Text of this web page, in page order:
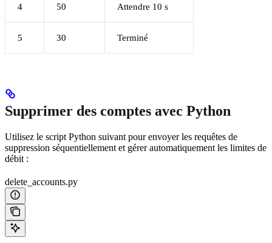
4 50 Attendre 10 s
5 30 Terminé
Supprimer des comptes avec Python
Utilisez le script Python suivant pour envoyer les requêtes de
suppression séquentiellement et gérer automatiquement les limites de
débit :
delete_accounts.py